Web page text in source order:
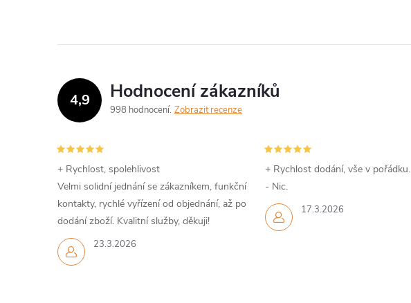
4,9 Hodnocení zákazníků
998 hodnocení Zobrazit recenze
23.3.2026
+ Rychlost, spolehlivost
Velmi solidní jednání se zákazníkem, funkční
kontakty, rychlé vyřízení od objednání, až po
dodání zboží. Kvalitní služby, děkuji!
17.3.2026
+ Rychlost dodání, vše v pořádku.
- Nic.